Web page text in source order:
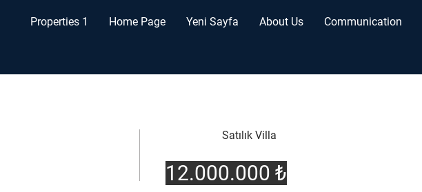
Properties 1 Home Page Yeni Sayfa About Us Communication
Satılık Villa
12.000.000 ₺